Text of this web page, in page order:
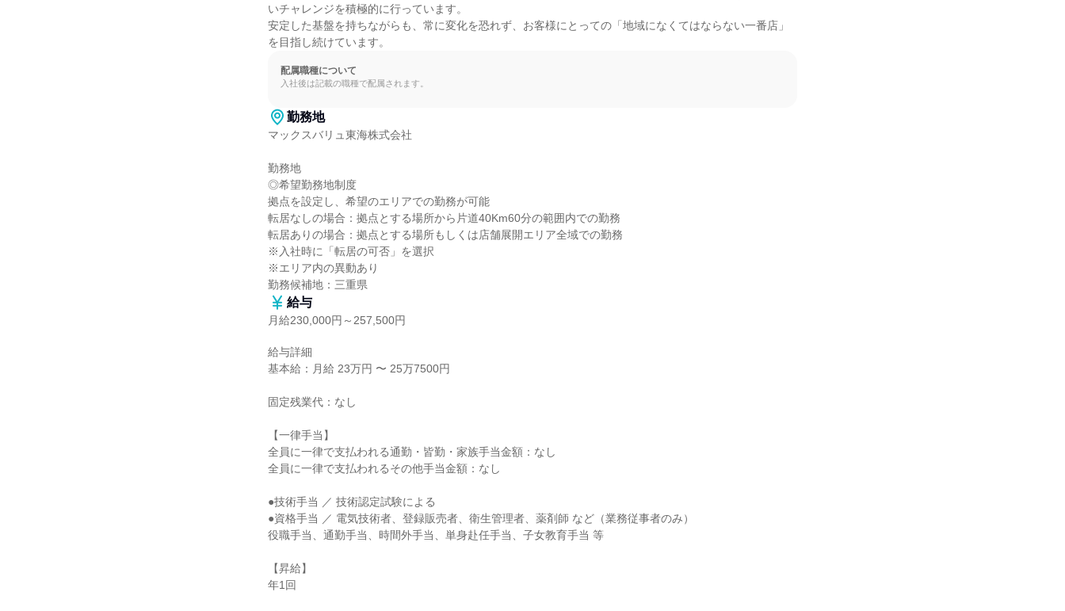
いチャレンジを積極的に行っています。
安定した基盤を持ちながらも、常に変化を恐れず、お客様にとっての「地域になくてはならない一番店」
を目指し続けています。
配属職種について
入社後は記載の職種で配属されます。
勤務地
マックスバリュ東海株式会社
勤務地
◎希望勤務地制度
拠点を設定し、希望のエリアでの勤務が可能
転居なしの場合：拠点とする場所から片道40Km60分の範囲内での勤務
転居ありの場合：拠点とする場所もしくは店舗展開エリア全域での勤務
※入社時に「転居の可否」を選択
※エリア内の異動あり
勤務候補地：三重県
給与
月給230,000円～257,500円
給与詳細
基本給：月給 23万円 〜 25万7500円
固定残業代：なし
【一律手当】
全員に一律で支払われる通勤・皆勤・家族手当金額：なし
全員に一律で支払われるその他手当金額：なし
●技術手当 ／ 技術認定試験による
●資格手当 ／ 電気技術者、登録販売者、衛生管理者、薬剤師 など（業務従事者のみ）
役職手当、通勤手当、時間外手当、単身赴任手当、子女教育手当 等
【昇給】
年1回